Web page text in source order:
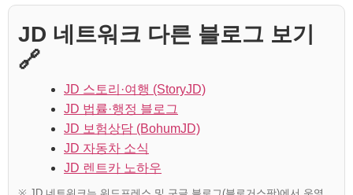
JD 네트워크 다른 블로그 보기
🔗
JD 스토리·여행 (StoryJD)
JD 법률·행정 블로그
JD 보험상담 (BohumJD)
JD 자동차 소식
JD 렌트카 노하우
※ JD 네트워크는 워드프레스 및 구글 블로그(블로거스팟)에서 운영